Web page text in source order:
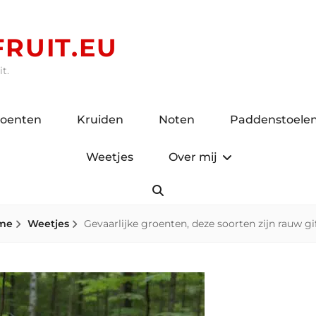
Kruiden Noten
Weetjes Over mij
Weetjes Gevaarlijke groenten, deze soorten zijn rauw